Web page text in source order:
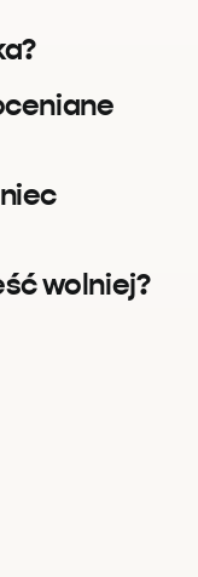
wolniej?